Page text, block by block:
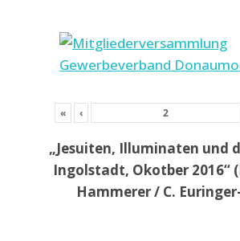
« ‹
„Jesuiten, Illuminaten und
Ingolstadt, Okotber 2016“
Hammerer / C.